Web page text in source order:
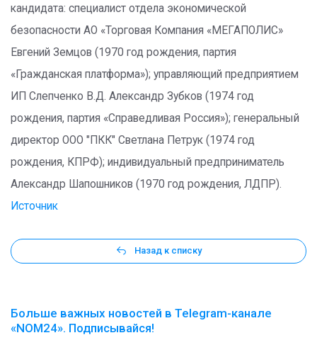
кандидата: специалист отдела экономической
безопасности АО «Торговая Компания «МЕГАПОЛИС»
Евгений Земцов (1970 год рождения, партия
«Гражданская платформа»); управляющий предприятием
ИП Слепченко В.Д. Александр Зубков (1974 год
рождения, партия «Справедливая Россия»); генеральный
директор ООО "ПКК" Светлана Петрук (1974 год
рождения, КПРФ); индивидуальный предприниматель
Александр Шапошников (1970 год рождения, ЛДПР).
Источник
Назад к списку
Больше важных новостей в Telegram-канале
«NOM24». Подписывайся!